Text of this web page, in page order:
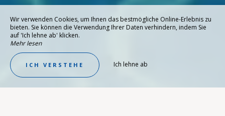
Wir verwenden Cookies, um Ihnen das bestmögliche Online-Erlebnis zu
bieten. Sie können die Verwendung Ihrer Daten verhindern, indem Sie
auf 'Ich lehne ab' klicken.
Mehr lesen
ICH VERSTEHE Ich lehne ab